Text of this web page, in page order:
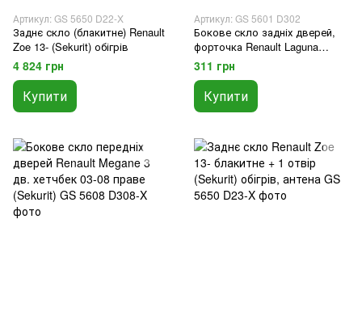
Артикул: GS 5650 D22-X
Заднє скло (блакитне) Renault
Zoe 13- (Sekurit) обігрів
4 824 грн
Купити
Артикул: GS 5601 D302
Бокове скло задніх дверей,
форточка Renault Laguna
хетчбек 01-07 праве (XYG)
311 грн
Купити